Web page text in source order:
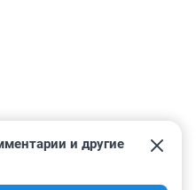
и другие